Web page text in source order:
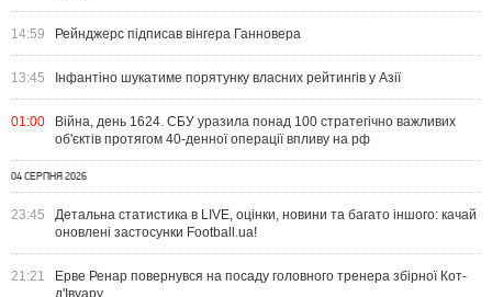
14:59 Рейнджерс підписав вінгера Ганновера
13:45 Інфантіно шукатиме порятунку власних рейтингів у Азії
01:00
Війна, день 1624. СБУ уразила понад 100 стратегічно важливих
об'єктів протягом 40-денної операції впливу на рф
04 СЕРПНЯ 2026
23:45
Детальна статистика в LIVE, оцінки, новини та багато іншого: качай
оновлені застосунки Football.ua!
21:21
Ерве Ренар повернувся на посаду головного тренера збірної Кот-